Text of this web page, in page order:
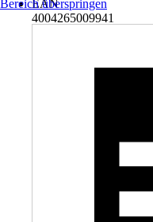
EAN
4004265009941
Bereich überspringen